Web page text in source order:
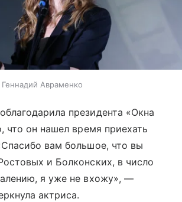
Авраменко
президента «Окна
что он нашел время приехать
вам большое, что вы
и Болконских, в число
я уже не вхожу», —
актриса.